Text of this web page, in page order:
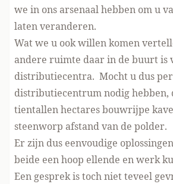
we in ons arsenaal hebben om u
laten veranderen.
Wat we u ook willen komen
andere ruimte daar in de buurt is
distributiecentra. Mocht u dus
distributiecentrum nodig hebben,
tientallen hectares bouwrijpe
steenworp afstand van de polder.
Er zijn dus eenvoudige
beide een hoop ellende en werk
Een gesprek is toch niet teveel